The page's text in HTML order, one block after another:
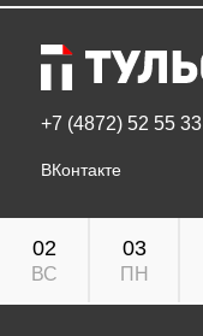
+7 (4872) 52 55 33
ВКонтакте
02
ВС
03
ПН